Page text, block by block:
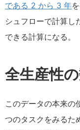
である 2 から 3 年
シュフローで計算し
できる計算になる。
全生産性
このデータの本来の
つのタスクをみるた